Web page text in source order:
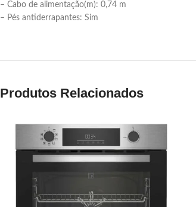
– Cabo de alimentação(m): 0,74 m
– Pés antiderrapantes: Sim
Produtos Relacionados